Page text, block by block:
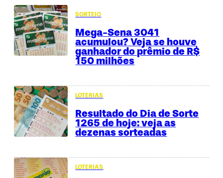
SORTEIO
Mega-Sena 3041
acumulou? Veja se houve
ganhador do prêmio de R$
150 milhões
LOTERIAS
Resultado do Dia de Sorte
1265 de hoje: veja as
dezenas sorteadas
LOTERIAS